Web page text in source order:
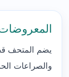
يضم المتحف
والصراعات